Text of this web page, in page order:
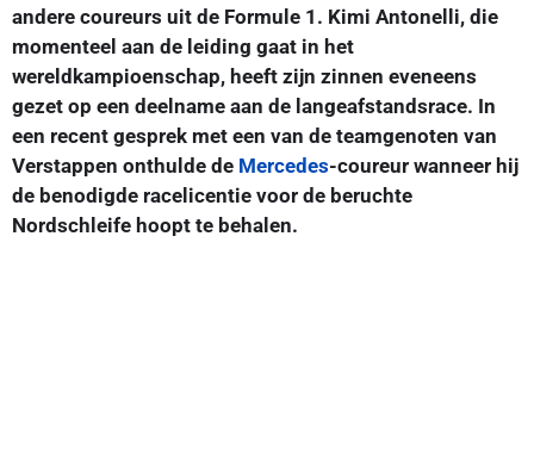
andere coureurs uit de Formule 1. Kimi Antonelli, die
momenteel aan de leiding gaat in het
wereldkampioenschap, heeft zijn zinnen eveneens
gezet op een deelname aan de langeafstandsrace. In
een recent gesprek met een van de teamgenoten van
Verstappen onthulde de Mercedes-coureur wanneer hij
de benodigde racelicentie voor de beruchte
Nordschleife hoopt te behalen.